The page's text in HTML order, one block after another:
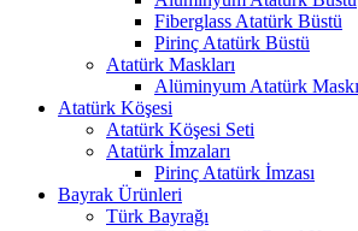
Fiberglass Atatürk Büstü
Pirinç Atatürk Büstü
Atatürk Maskları
Alüminyum Atatürk Maskı
Atatürk Köşesi
Atatürk Köşesi Seti
Atatürk İmzaları
Pirinç Atatürk İmzası
Bayrak Ürünleri
Türk Bayrağı